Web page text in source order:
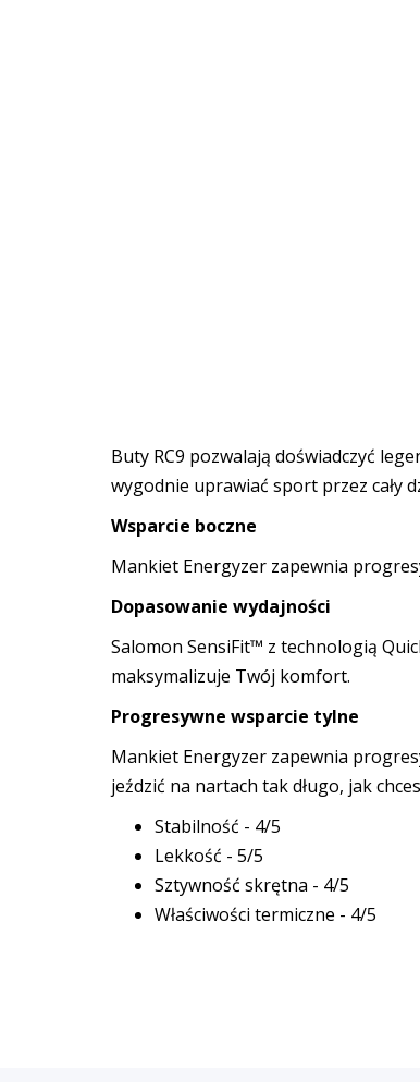
Buty RC9 pozwalają doświadczyć
wygodnie uprawiać sport przez cały
Wsparcie boczne
Mankiet Energyzer zapewnia
Dopasowanie wydajności
Salomon SensiFit™ z technologią
maksymalizuje Twój komfort.
Progresywne wsparcie tylne
Mankiet Energyzer zapewnia
jeździć na nartach tak długo, jak
Stabilność - 4/5
Lekkość - 5/5
Sztywność skrętna - 4/5
Właściwości termiczne - 4/5